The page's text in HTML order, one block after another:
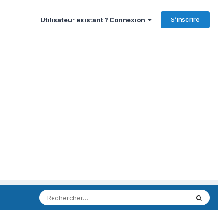
Utilisateur existant ? Connexion S’inscrire